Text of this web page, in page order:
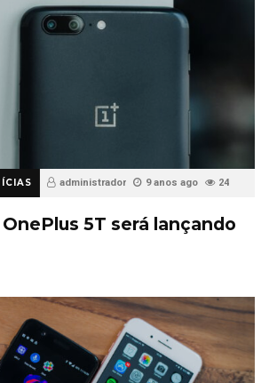
administrador 9 anos ago 24
5T será lançando